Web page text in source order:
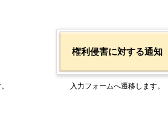
権利侵害に対する通知
入力フォームへ遷移します。